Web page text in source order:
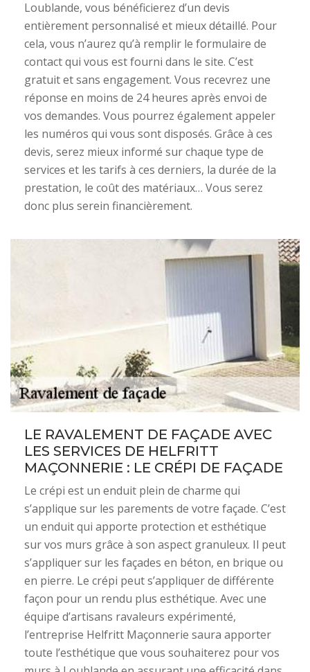
Loublande, vous bénéficierez d’un devis
entièrement personnalisé et mieux détaillé. Pour
cela, vous n’aurez qu’à remplir le formulaire de
contact qui vous est fourni dans le site. C’est
gratuit et sans engagement. Vous recevrez une
réponse en moins de 24 heures après envoi de
vos demandes. Vous pourrez également appeler
les numéros qui vous sont disposés. Grâce à ces
devis, serez mieux informé sur chaque type de
services et les tarifs à ces derniers, la durée de la
prestation, le coût des matériaux… Vous serez
donc plus serein financièrement.
LE RAVALEMENT DE FAÇADE AVEC
LES SERVICES DE HELFRITT
MAÇONNERIE : LE CRÉPI DE FAÇADE
Le crépi est un enduit plein de charme qui
s’applique sur les parements de votre façade. C’est
un enduit qui apporte protection et esthétique
sur vos murs grâce à son aspect granuleux. Il peut
s’appliquer sur les façades en béton, en brique ou
en pierre. Le crépi peut s’appliquer de différente
façon pour un rendu plus esthétique. Avec une
équipe d’artisans ravaleurs expérimenté,
l’entreprise Helfritt Maçonnerie saura apporter
toute l’esthétique que vous souhaiterez pour vos